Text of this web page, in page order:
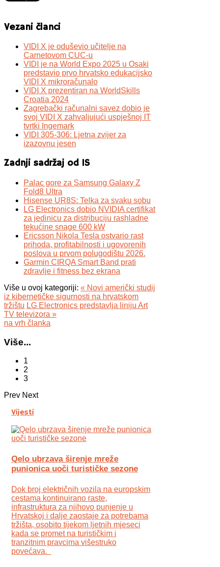
Vezani članci
VIDI X je oduševio učitelje na
Carnetovom CUC-u
VIDI je na World Expo 2025 u Osaki
predstavio prvo hrvatsko edukacijsko
VIDI X mikroračunalo
VIDI X prezentiran na WorldSkills
Croatia 2024
Zagrebački računalni savez dobio je
svoj VIDI X zahvaljujući uspješnoj IT
tvrtki Ingemark
VIDI 305-306: Ljetna zvijer za
izazovnu jesen
Zadnji sadržaj od IS
Palac gore za Samsung Galaxy Z
Fold8 Ultra
Hisense UR8S: Telka za svaku sobu
LG Electronics dobio NVIDIA certifikat
za jedinicu za distribuciju rashladne
tekućine snage 600 kW
Ericsson Nikola Tesla ostvario rast
prihoda, profitabilnosti i ugovorenih
poslova u prvom polugodištu 2026.
Garmin CIRQA Smart Band prati
zdravlje i fitness bez ekrana
Više u ovoj kategoriji: « Novi američki studij
iz kibernetičke sigurnosti na hrvatskom
tržištu LG Electronics predstavlja liniju Art
TV televizora »
na vrh članka
Više...
1
2
3
Prev Next
Vijesti
Qelo ubrzava širenje mreže
punionica uoči turističke sezone
Dok broj električnih vozila na europskim
cestama kontinuirano raste,
infrastruktura za njihovo punjenje u
Hrvatskoj i dalje zaostaje za potrebama
tržišta, osobito tijekom ljetnih mjeseci
kada se promet na turističkim i
tranzitnim pravcima višestruko
povećava.